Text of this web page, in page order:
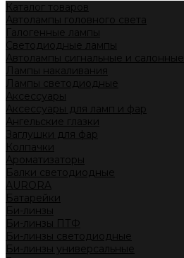
Каталог товаров
Автолампы головного света
Галогенные лампы
Светодиодные лампы
Автолампы сигнальные и салонные
Лампы накаливания
Лампы светодиодные
Аксессуары
Аксессуары для ламп и фар
Ангельские глазки
Заглушки для фар
Колпачки
Ароматизаторы
Балки светодиодные
AURORA
Батарейки
Би-линзы
Би-линзы ПТФ
Би-линзы светодиодные
Би-линзы универсальные